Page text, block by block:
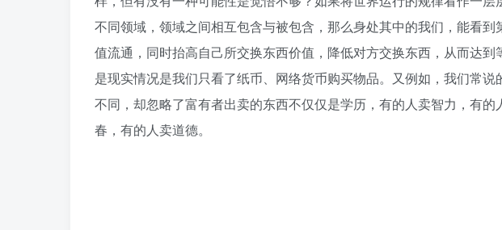
不同领域，领域之间相互包含与被包含，那么身处其中的我们，能看
值流通，同时抬高自己所交换东西价值，降低对方交换东西，从而达
是现实情况是我们只看了纸币、网络货币购买物品。又例如，我们常
不同，却忽略了富有者出卖的东西不仅仅是学历，有的人卖智力，有
春，有的人卖道德。